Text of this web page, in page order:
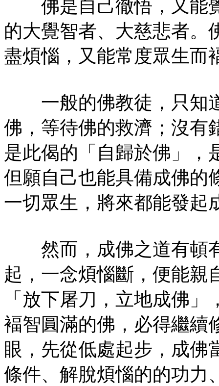
佛是自己徹悟，又能
的大覺智者、大慈悲者。
盡煩惱，又能常度眾生而
一般的佛教徒，只知
佛，等待佛的救濟；沒有
是此偈的「自歸於佛」，
但願自己也能具備成佛的
一切眾生，將來都能發起
然而，成佛之道有頓
起，一念煩惱斷，便能親
「放下屠刀，立地成佛
褔智圓滿的佛，必得繼續
眼，先從低處起步，成佛
條件、解脫煩惱的的功力